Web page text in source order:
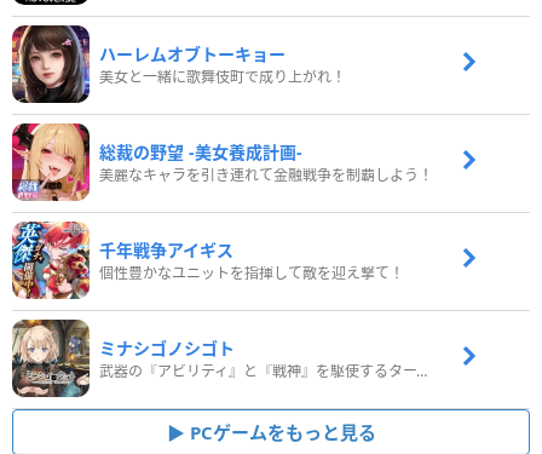
ハーレムオブトーキョー
美女と一緒に歌舞伎町で成り上がれ！
総裁の野望 -美女養成計画-
美麗なキャラを引き連れて金融戦争を制覇しよう！
千年戦争アイギス
個性豊かなユニットを指揮して敵を迎え撃て！
ミナシゴノシゴト
武器の『アビリティ』と『戦神』を駆使するターン制コマンドバトルRPG！
PCゲームをもっと見る